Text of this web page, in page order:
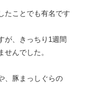
たことでも有名です
が、きっちり1週間
んでした。
、豚まっしぐらの